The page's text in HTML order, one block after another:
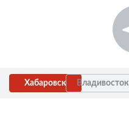
Хабаровск Владивосток